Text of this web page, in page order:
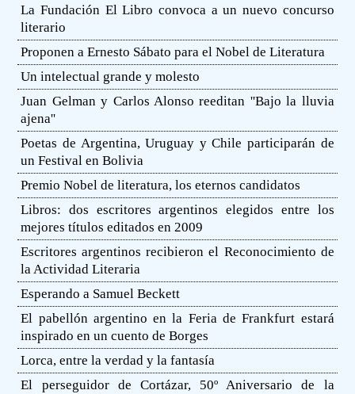
La Fundación El Libro convoca a un nuevo concurso
literario
Proponen a Ernesto Sábato para el Nobel de Literatura
Un intelectual grande y molesto
Juan Gelman y Carlos Alonso reeditan ''Bajo la lluvia
ajena''
Poetas de Argentina, Uruguay y Chile participarán de
un Festival en Bolivia
Premio Nobel de literatura, los eternos candidatos
Libros: dos escritores argentinos elegidos entre los
mejores títulos editados en 2009
Escritores argentinos recibieron el Reconocimiento de
la Actividad Literaria
Esperando a Samuel Beckett
El pabellón argentino en la Feria de Frankfurt estará
inspirado en un cuento de Borges
Lorca, entre la verdad y la fantasía
El perseguidor de Cortázar, 50º Aniversario de la